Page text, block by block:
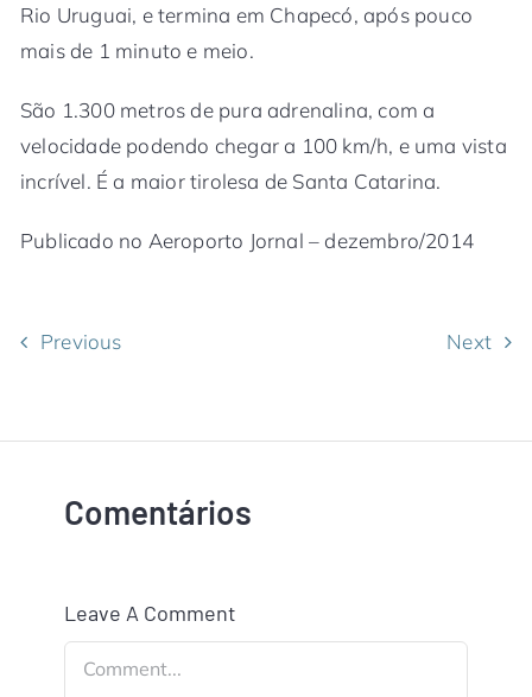
Rio Uruguai, e termina em Chapecó, após pouco
mais de 1 minuto e meio.
São 1.300 metros de pura adrenalina, com a
velocidade podendo chegar a 100 km/h, e uma vista
incrível. É a maior tirolesa de Santa Catarina.
Publicado no Aeroporto Jornal – dezembro/2014
Previous Next
Comentários
Leave A Comment
Comment